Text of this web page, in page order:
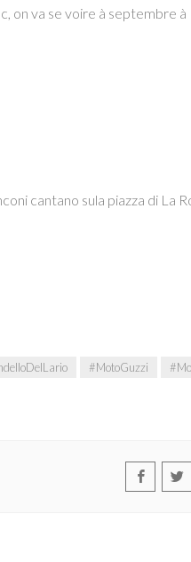
on va se voire à septembre à
cantano sula piazza di La
#MotoGuzzi